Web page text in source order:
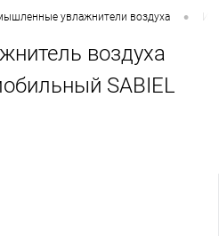
увлажнители воздуха •
воздуха
SABIEL